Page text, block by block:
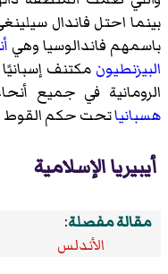
بينما احتل فاندال
باسمهم فاندالوسيا وهي
البيزنطيون مكتنف
الرومانية في جميع
هسبانياتحت حكم القوط
أيبيريا الإسلامية
مقالة مفصلة:
الأندلس